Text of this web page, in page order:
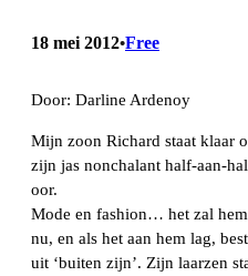
18 mei 2012•Free
Door: Darline Ardenoy
Mijn zoon Richard staat klaar
zijn jas nonchalant half-aan-
oor.
Mode en fashion… het zal
nu, en als het aan hem lag,
uit ‘buiten zijn’. Zijn laarzen